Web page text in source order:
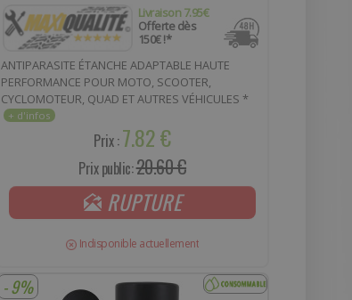
Livraison 7.95€
Offerte dès
150€ !*
ANTIPARASITE ÉTANCHE ADAPTABLE HAUTE
PERFORMANCE POUR MOTO, SCOOTER,
CYCLOMOTEUR, QUAD ET AUTRES VÉHICULES *
PRIX SPÉCIAL !
Prix :7.82 €
Prix public:20.60 €
RUPTURE
Indisponible actuellement
- 9%